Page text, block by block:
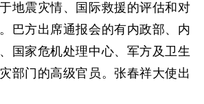
地震灾情、国际救援的评估和对
巴方出席通报会的有内政部、内
国家危机处理中心、军方及卫生
部门的高级官员。张春祥大使出